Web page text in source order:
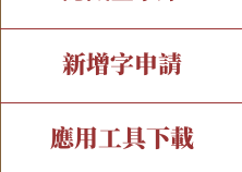
全字庫介紹
中文碼介紹
IDS查詢
複合查詢
新增字申請
新字申請處理流程
字形即時顯示
應用工具下載